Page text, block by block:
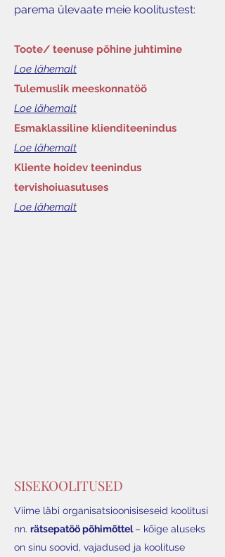
parema ülevaate meie koolitustest:
Toote/ teenuse põhine juhtimine
Loe lähemalt
Tulemuslik meeskonnatöö
Loe lähemalt
Esmaklassiline klienditeenindus
Loe lähemalt
Kliente hoidev teenindus
tervishoiuasutuses
Loe lähemalt
SISEKOOLITUSED
Viime läbi organisatsioonisiseseid koolitusi
nn. rätsepatöö põhimõttel– kõige aluseks
on sinu soovid, vajadused ja koolituse